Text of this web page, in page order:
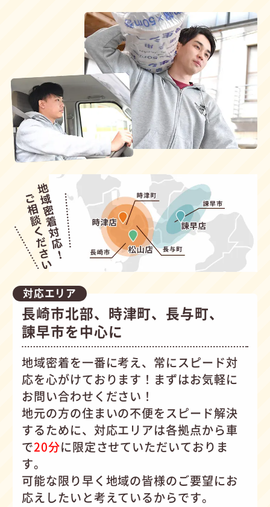
対応エリア
長崎市北部、時津町、長与町、
諫早市を中心に
地域密着を一番に考え、常にスピード対
応を心がけております！まずはお気軽に
お問い合わせください！
地元の方の住まいの不便をスピード解決
するために、対応エリアは各拠点から車
で20分に限定させていただいておりま
す。
可能な限り早く地域の皆様のご要望にお
応えしたいと考えているからです。